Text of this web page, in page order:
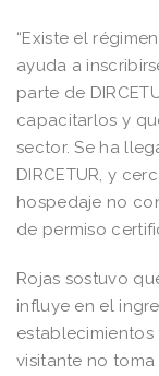
“Existe el
ayuda a
parte de
capacitarlos y
sector. Se ha
DIRCETUR, y
hospedaje no
de permiso
Rojas sostuvo
influye en el
establecimientos
visitante no